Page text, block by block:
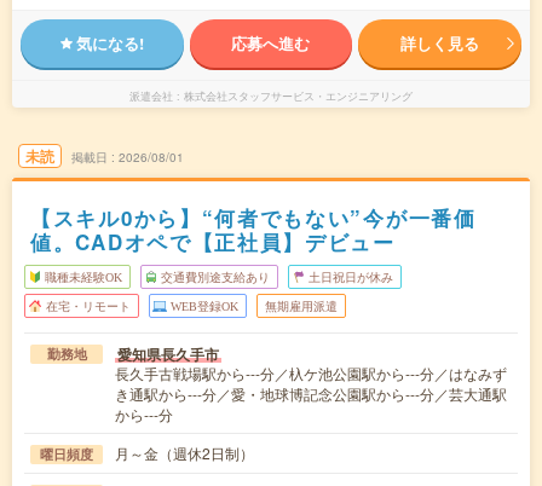
気になる! 応募へ進む 詳しく見る
派遣会社 株式会社スタッフサービス・エンジニアリング
未読 掲載日 2026/08/01
【スキル0から】“何者でもない”今が一番価
値。CADオペで【正社員】デビュー
職種未経験OK 交通費別途支給あり 土日祝日が休み
在宅・リモート WEB登録OK 無期雇用派遣
勤務地 愛知県長久手市
長久手古戦場駅から---分／杁ケ池公園駅から---分／はなみず
き通駅から---分／愛・地球博記念公園駅から---分／芸大通駅
から---分
曜日頻度 月～金（週休2日制）